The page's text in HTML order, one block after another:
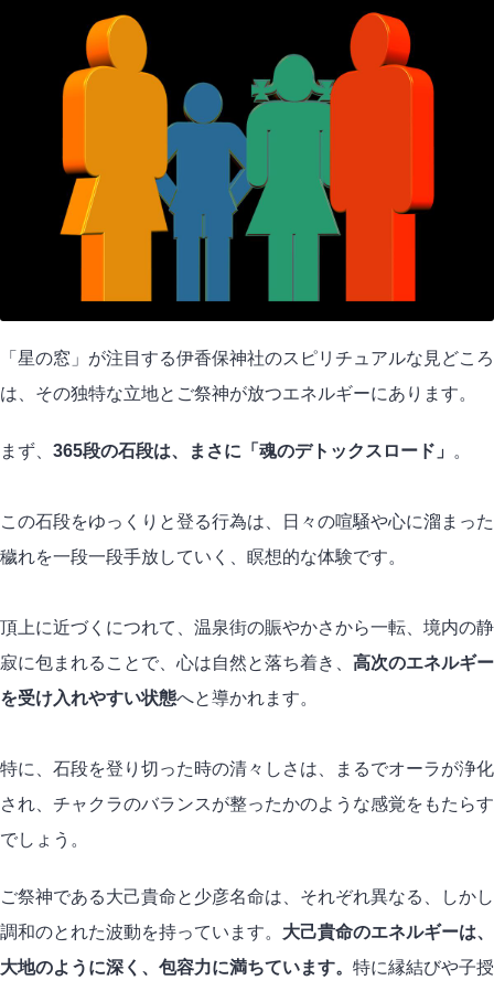
「星の窓」が注目する伊香保神社のスピリチュアルな見どころ
は、その独特な立地とご祭神が放つエネルギーにあります。
まず、 365段の石段は、まさに「魂のデトックスロード」 。
この石段をゆっくりと登る行為は、日々の喧騒や心に溜まった
穢れを一段一段手放していく、瞑想的な体験です。
頂上に近づくにつれて、温泉街の賑やかさから一転、境内の静
寂に包まれることで、心は自然と落ち着き、 高次のエネルギー
を受け入れやすい状態へと導かれます。
特に、石段を登り切った時の清々しさは、まるでオーラが浄化
され、チャクラのバランスが整ったかのような感覚をもたらす
でしょう。
ご祭神である大己貴命と少彦名命は、それぞれ異なる、しかし
調和のとれた波動を持っています。 大己貴命のエネルギーは、
大地のように深く、包容力に満ちています。 特に縁結びや子授